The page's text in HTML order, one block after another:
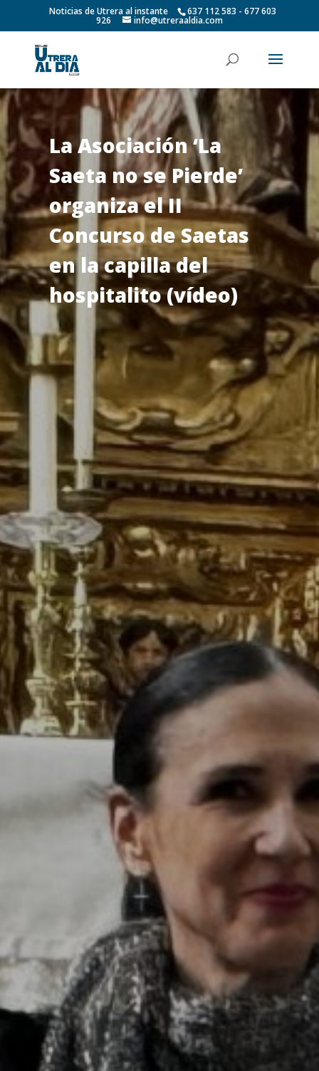
Noticias de Utrera al instante 637 112 583 - 677 603
926 info@utreraaldia.com
La Asociación ‘La
Saeta no se Pierde’
organiza el II
Concurso de Saetas
en la capilla del
hospitalito (vídeo)